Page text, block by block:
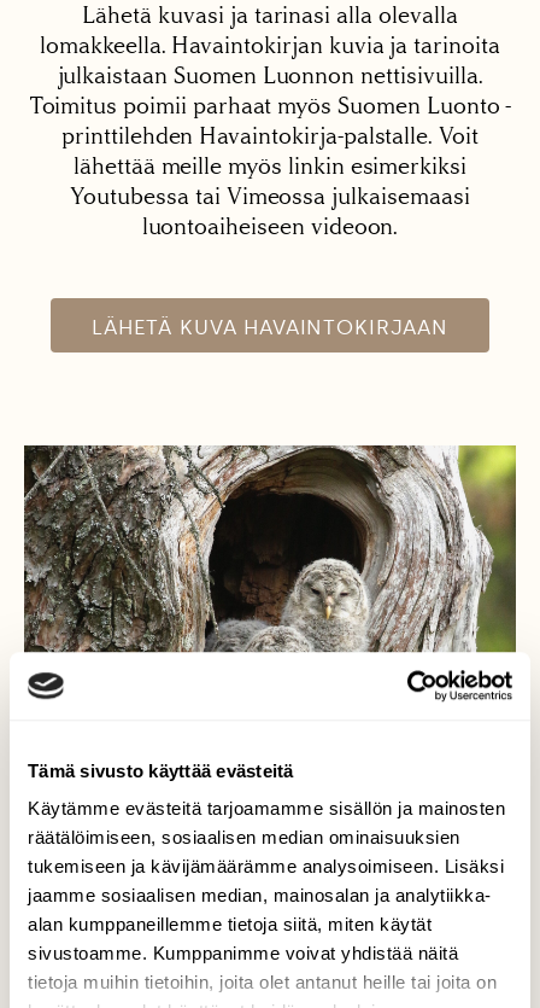
Tämä sivusto käyttää evästeitä
Käytämme evästeitä tarjoamamme sisällön ja mainosten
räätälöimiseen, sosiaalisen median ominaisuuksien
tukemiseen ja kävijämäärämme analysoimiseen. Lisäksi
jaamme sosiaalisen median, mainosalan ja analytiikka-
alan kumppaneillemme tietoja siitä, miten käytät
sivustoamme. Kumppanimme voivat yhdistää näitä
tietoja muihin tietoihin, joita olet antanut heille tai joita on
Lähetä kuvasi ja tarinasi alla olevalla
lomakkeella. Havaintokirjan kuvia ja tarinoita
julkaistaan Suomen Luonnon nettisivuilla.
Toimitus poimii parhaat myös Suomen Luonto -
printtilehden Havaintokirja-palstalle. Voit
lähettää meille myös linkin esimerkiksi
Youtubessa tai Vimeossa julkaisemaasi
luontoaiheiseen videoon.
LÄHETÄ KUVA HAVAINTOKIRJAAN